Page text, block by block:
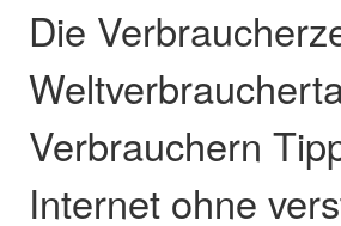
Die
Verbrauchern
Internet ohne